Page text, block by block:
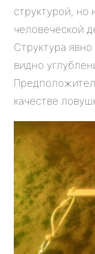
структурой,
человеческой
Структура
видно
качестве